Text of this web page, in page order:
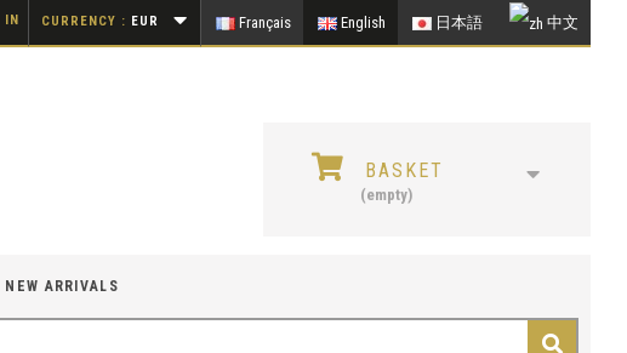
Français English 日本語 中文
CURRENCY : EUR
IN
BASKET
(empty)
NEW ARRIVALS